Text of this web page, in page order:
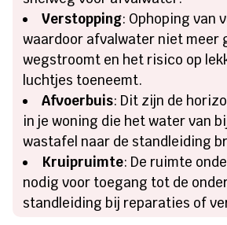
Verstopping: Ophoping van
waardoor afvalwater niet meer
wegstroomt en het risico op
luchtjes toeneemt.
Afvoerbuis: Dit zijn de
in je woning die het water van
wastafel naar de standleiding
Kruipruimte: De ruimte
nodig voor toegang tot de
standleiding bij reparaties of